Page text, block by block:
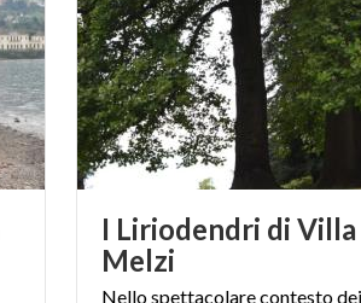
I Liriodendri di Villa
Melzi
Nello spettacolare contesto dei